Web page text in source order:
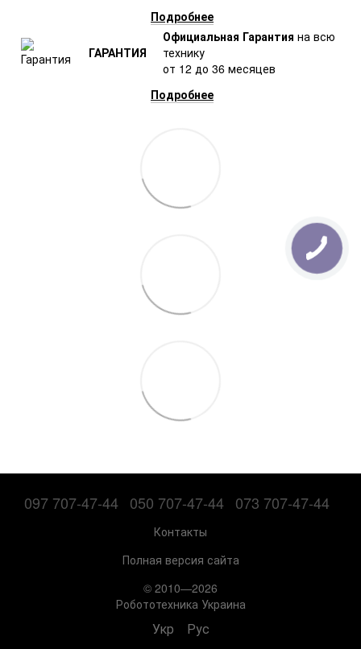
Подробнее
ГАРАНТИЯ
Официальная Гарантия на всю
технику
от 12 до 36 месяцев
Подробнее
097 707-47-44 050 707-47-44 073 707-47-44
Контакты
Полная версия сайта
© 2010—2026
Робототехника Украина
Укр Рус